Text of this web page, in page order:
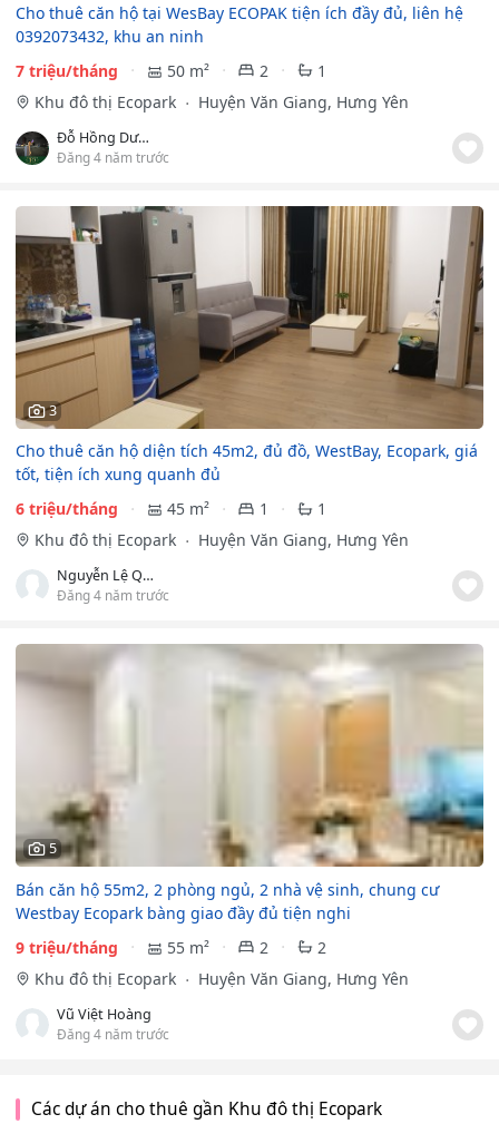
Cho thuê căn hộ tại WesBay ECOPAK tiện ích đầy đủ, liên hệ
0392073432, khu an ninh
7 triệu/tháng
50 m² 2
1
Khu đô thị Ecopark
Huyện Văn Giang, Hưng Yên
Đỗ Hồng Dương
Đăng 4 năm trước
3
Cho thuê căn hộ diện tích 45m2, đủ đồ, WestBay, Ecopark, giá
tốt, tiện ích xung quanh đủ
6 triệu/tháng
45 m² 1
1
Khu đô thị Ecopark
Huyện Văn Giang, Hưng Yên
Nguyễn Lệ Quyên
Đăng 4 năm trước
5
Bán căn hộ 55m2, 2 phòng ngủ, 2 nhà vệ sinh, chung cư
Westbay Ecopark bàng giao đầy đủ tiện nghi
9 triệu/tháng
55 m² 2
2
Khu đô thị Ecopark
Huyện Văn Giang, Hưng Yên
Vũ Việt Hoàng
Đăng 4 năm trước
Các dự án cho thuê gần Khu đô thị Ecopark